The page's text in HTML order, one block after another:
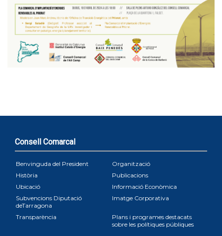
Consell Comarcal
Benvinguda del President
Organització
Història
Publicacions
Ubicació
Informació Econòmica
Subvencions Diputació
deTarragona
Imatge Corporativa
Transparència
Plans i programes destacats
sobre les polítiques públiques